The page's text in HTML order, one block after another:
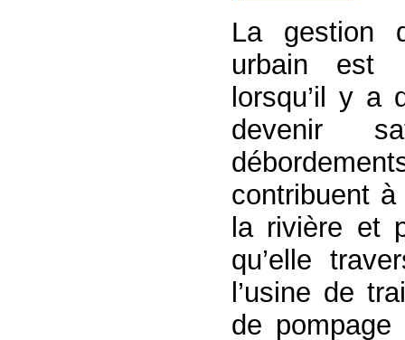
La gestion
urbain est
lorsqu’il y a
devenir
contribuent
la rivière et
qu’elle
l’usine de
de pompage